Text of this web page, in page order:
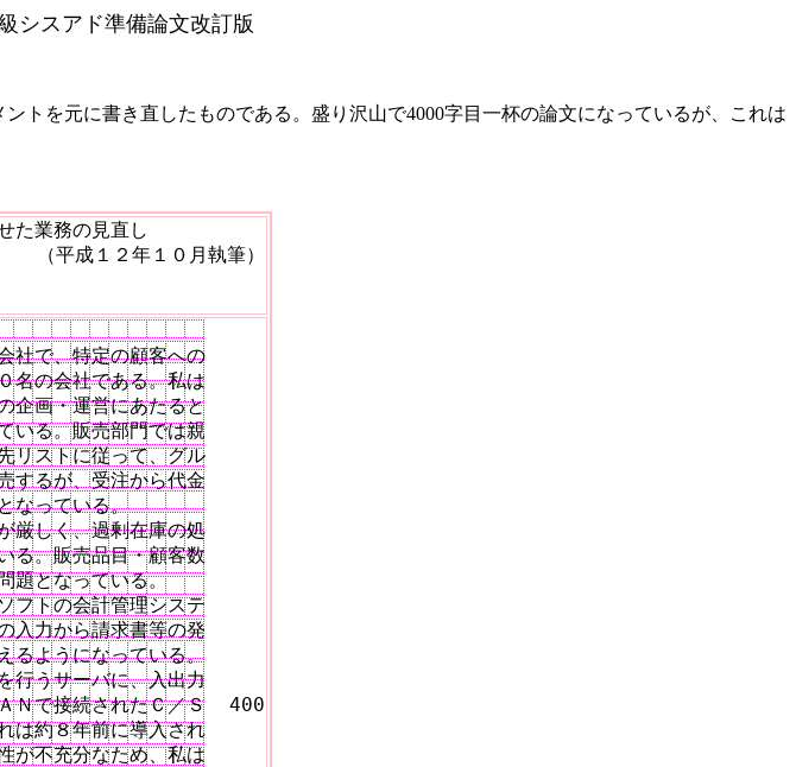
シスアド準備論文改訂版
トを元に書き直したものである。盛り沢山で4000字目一杯の論文になっているが、これは
た業務の見直し
（平成１２年１０月執筆）
で、特定の顧客への
名の会社である。私は
企画・運営にあたると
いる。販売部門では親
リストに従って、グル
するが、受注から代金
なっている。
しく、過剰在庫の処
る。販売品目・顧客数
題となっている。
トの会計管理システ
入力から請求書等の発
るようになっている。
行うサーバに、入出力
Ｎで接続されたＣ／Ｓ  400
は約８年前に導入され
が不充分なため、私は